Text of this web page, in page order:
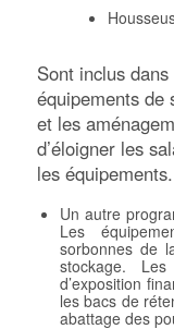
Sont inclus
équipements de
et les
d’éloigner les
les équipements.
Un autre
Les
sorbonnes de
stockage.
d’exposition
les bacs de
abattage des